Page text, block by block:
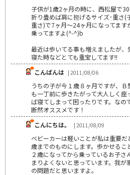
子供が1歳2ヶ月の時に、西松屋で
折り畳めば肩に担げるサイズ･重さ(
重さ)で7ヶ月～24ヶ月になってま
乗ってますよ(^-^)b
最近は歩いてる事も増えましたが、
寝た時などとても重宝してます!!
こんばんは | 2011/08/06
うちの子が今１歳８ヶ月ですが、Ｂ
も一丁前に歩きたがって大人しく座
ば寝てしまって困ったりです。な
断然オススメです！
こんにちは。
| 2011/08/09
ベビーカーは軽いことが私は重要だ
歳までのものにします。歩かせるこ
２歳になってから乗っているお子
まりよくないと思っています。我
の問題だと思いますよ。